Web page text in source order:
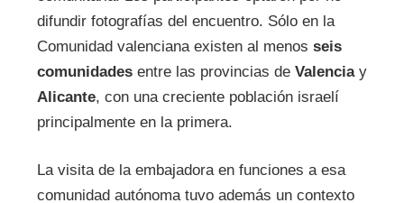
difundir fotografías del encuentro. Sólo en la
Comunidad valenciana existen al menos seis
comunidadesentre las provincias de Valencia y
Alicante, con una creciente población israelí
principalmente en la primera.
La visita de la embajadora en funciones a esa
comunidad autónoma tuvo además un contexto